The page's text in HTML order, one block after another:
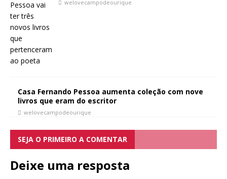
welovecampodeourique
Casa Fernando Pessoa aumenta coleção com nove
livros que eram do escritor
welovecampodeourique
SEJA O PRIMEIRO A COMENTAR
Deixe uma resposta